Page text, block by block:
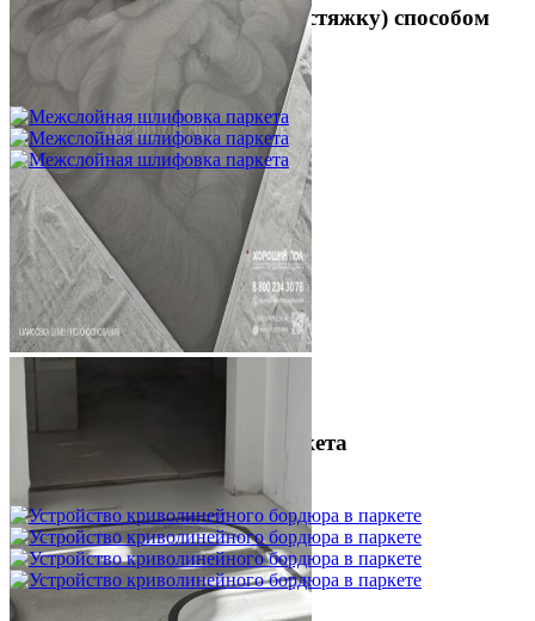
(огрунтованную цементную стяжку) способом
жесткого приклеивания
Межслойная шлифовка паркета
1 200 ₽